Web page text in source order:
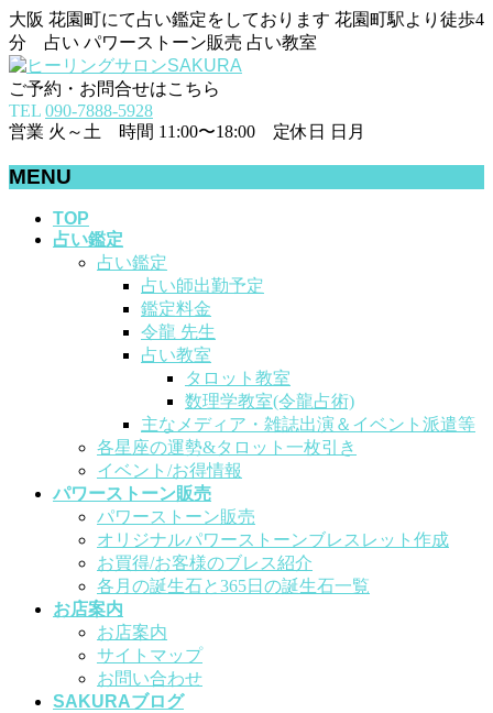
大阪 花園町にて占い鑑定をしております 花園町駅より徒歩4
分 占い パワーストーン販売 占い教室
ご予約・お問合せはこちら
TEL 090-7888-5928
営業 火～土 時間 11:00〜18:00 定休日 日月
MENU
TOP
占い鑑定
占い鑑定
占い師出勤予定
鑑定料金
令龍 先生
占い教室
タロット教室
数理学教室(令龍占術)
主なメディア・雑誌出演＆イベント派遣等
各星座の運勢&タロット一枚引き
イベント/お得情報
パワーストーン販売
パワーストーン販売
オリジナルパワーストーンブレスレット作成
お買得/お客様のブレス紹介
各月の誕生石と365日の誕生石一覧
お店案内
お店案内
サイトマップ
お問い合わせ
SAKURAブログ